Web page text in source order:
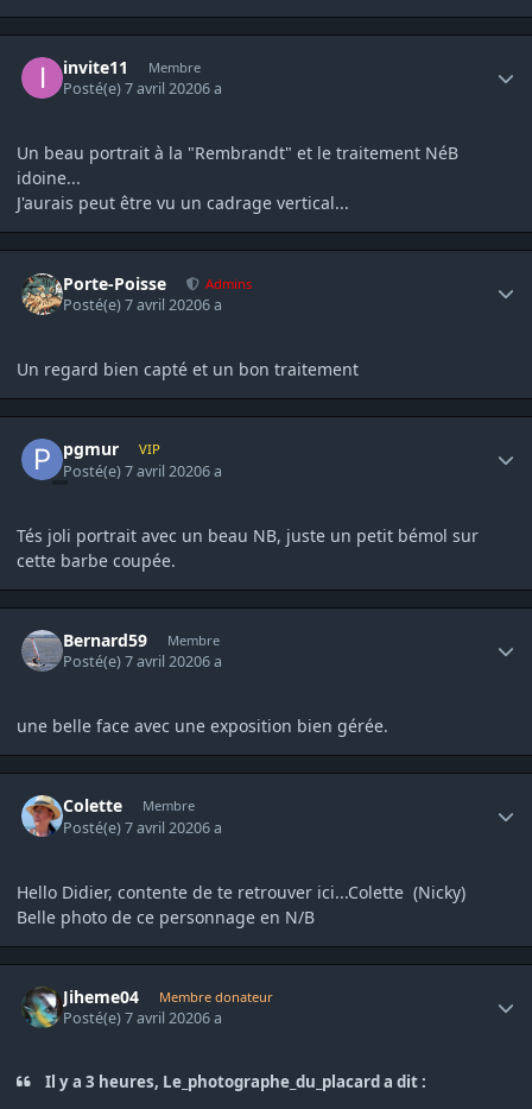
invite11 Membre
Posté(e)7 avril 20206 a
Un beau portrait à la "Rembrandt" et le traitement NéB
idoine...
J'aurais peut être vu un cadrage vertical...
Porte-Poisse Admins
Posté(e)7 avril 20206 a
Un regard bien capté et un bon traitement
pgmur VIP
Posté(e)7 avril 20206 a
Tés joli portrait avec un beau NB, juste un petit bémol sur
cette barbe coupée.
Bernard59 Membre
Posté(e)7 avril 20206 a
une belle face avec une exposition bien gérée.
Colette Membre
Posté(e)7 avril 20206 a
Hello Didier, contente de te retrouver ici...Colette (Nicky)
Belle photo de ce personnage en N/B
Jiheme04 Membre donateur
Posté(e)7 avril 20206 a
Il y a 3 heures, Le_photographe_du_placard a dit :